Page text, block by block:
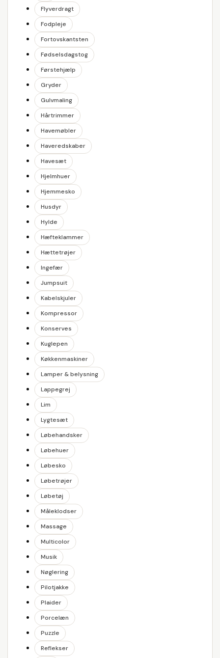
Flyverdragt
Fodpleje
Fortovskantsten
Fødselsdagstog
Førstehjælp
Gryder
Gulvmaling
Hårtrimmer
Havemøbler
Haveredskaber
Havesæt
Hjelmhuer
Hjemmesko
Husdyr
Hylde
Hæfteklammer
Hættetrøjer
Ingefær
Jumpsuit
Kabelskjuler
Kompressor
Konserves
Kuglepen
Køkkenmaskiner
Lamper & belysning
Lappegrej
Lim
Lygtesæt
Løbehandsker
Løbehuer
Løbesko
Løbetrøjer
Løbetøj
Måleklodser
Massage
Multicolor
Musik
Nøglering
Pilotjakke
Plaider
Porcelæn
Puzzle
Reflekser